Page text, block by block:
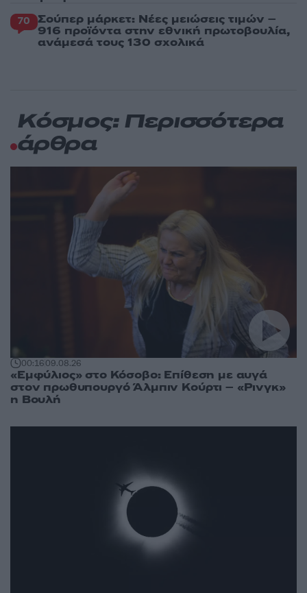
70 Σούπερ μάρκετ: Νέες μειώσεις τιμών –
916 προϊόντα στην εθνική πρωτοβουλία,
ανάμεσά τους 130 σχολικά
Κόσμος: Περισσότερα
άρθρα
00:1609.08.26
«Εμφύλιος» στο Κόσοβο: Επίθεση με αυγά
στον πρωθυπουργό Άλμπιν Κούρτι – «Ρινγκ»
η Βουλή